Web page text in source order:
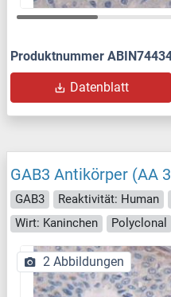
Produktnummer
Datenblatt
GAB3 Antikörper (AA
GAB3 Reaktivität: Human
Wirt: Kaninchen
Polyclonal
2 Abbildungen